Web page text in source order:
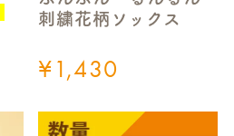
刺繍花柄ソックス
¥1,430